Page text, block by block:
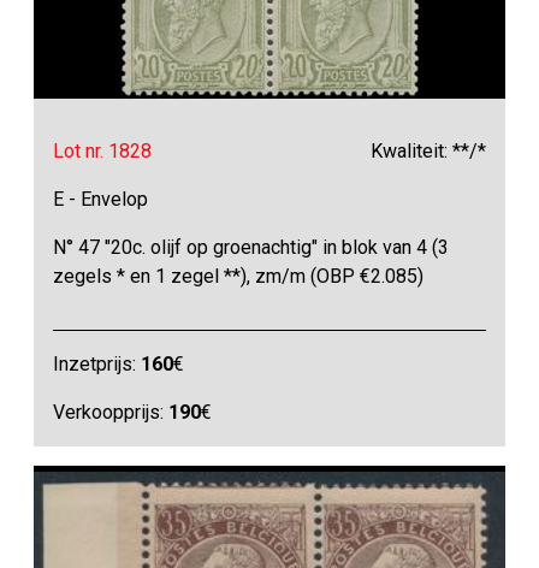
Lot nr. 1828 Kwaliteit: **/*
E - Envelop
N° 47 "20c. olijf op groenachtig" in blok van 4 (3
zegels * en 1 zegel **), zm/m (OBP €2.085)
Inzetprijs: 160€
Verkoopprijs: 190€